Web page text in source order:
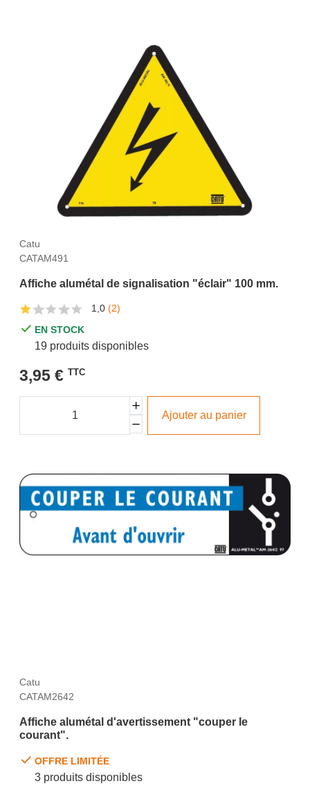
Catu
CATAM491
Affiche alumétal de signalisation "éclair" 100 mm.
1,0 (2)
EN STOCK
19 produits disponibles
3,95 € TTC
Ajouter au panier
Catu
CATAM2642
Affiche alumétal d'avertissement "couper le
courant".
OFFRE LIMITÉE
3 produits disponibles